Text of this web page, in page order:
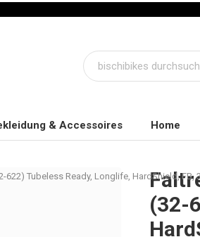
& Accessoires Home
622) Tubeless Ready, Longlife, HardShield, FB,
(32-